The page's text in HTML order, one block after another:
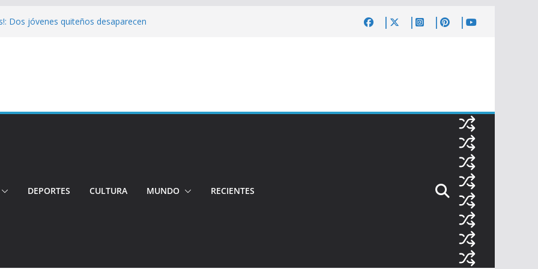
Dos jóvenes quiteños desaparecen
operarán el Trolebús y la Ecovía
Pichincha presenta la quinta edición
DEPORTES CULTURA MUNDO RECIENTES